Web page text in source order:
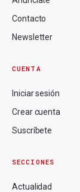
Contacto
Newsletter
CUENTA
Iniciar sesión
Crear cuenta
Suscríbete
SECCIONES
Actualidad